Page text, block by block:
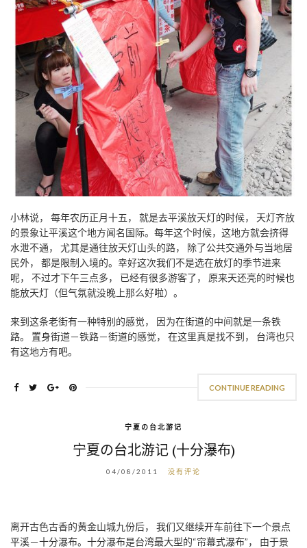
小林说， 每年农历正月十五， 就是去平溪放天灯的时候， 天灯齐放
的景象让平溪这个地方闻名国际。每年这个时候，这地方就会挤得
水泄不通， 尤其是通往放天灯山头的路， 除了公共交通外与当地居
民外， 都是限制入境的。幸好这次我们不是选在放灯的季节进来
呢， 不过才下午三点多， 已经有很多游客了， 原来天还亮的时候也
能放天灯（但气氛就没晚上那么好啦）。
来到这条老街有一种特别的感觉， 因为在街道的中间就是一条铁
路。 置身街道－铁路－街道的感觉， 在这里真是找不到， 台湾也只
有这地方有吧。
CONTINUE READING
宁夏の台北游记
宁夏の台北游记 (十分瀑布)
04/08/2011 没有评论
离开古色古香的黄金山城九份后， 我们又继续开车前往下一个景点
平溪－十分瀑布。十分瀑布是台湾最大型的“帘幕式瀑布”， 由于景